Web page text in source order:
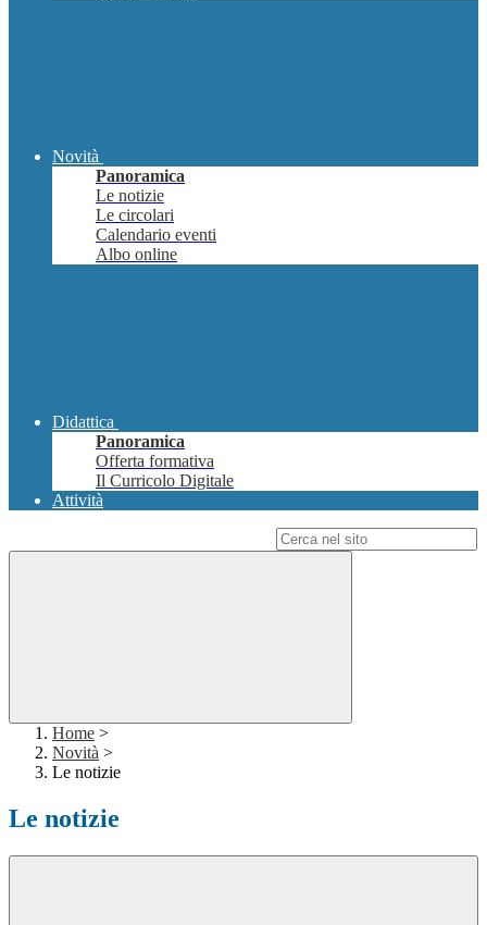
Novità
Panoramica
Le notizie
Le circolari
Calendario eventi
Albo online
Didattica
Panoramica
Offerta formativa
Il Curricolo Digitale
Attività
Home >
Novità >
Le notizie
Le notizie